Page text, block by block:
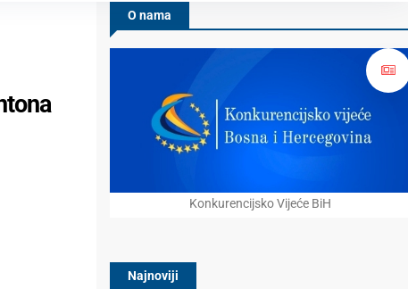
O nama
Konkurencijsko Vijeće BiH
Najnoviji